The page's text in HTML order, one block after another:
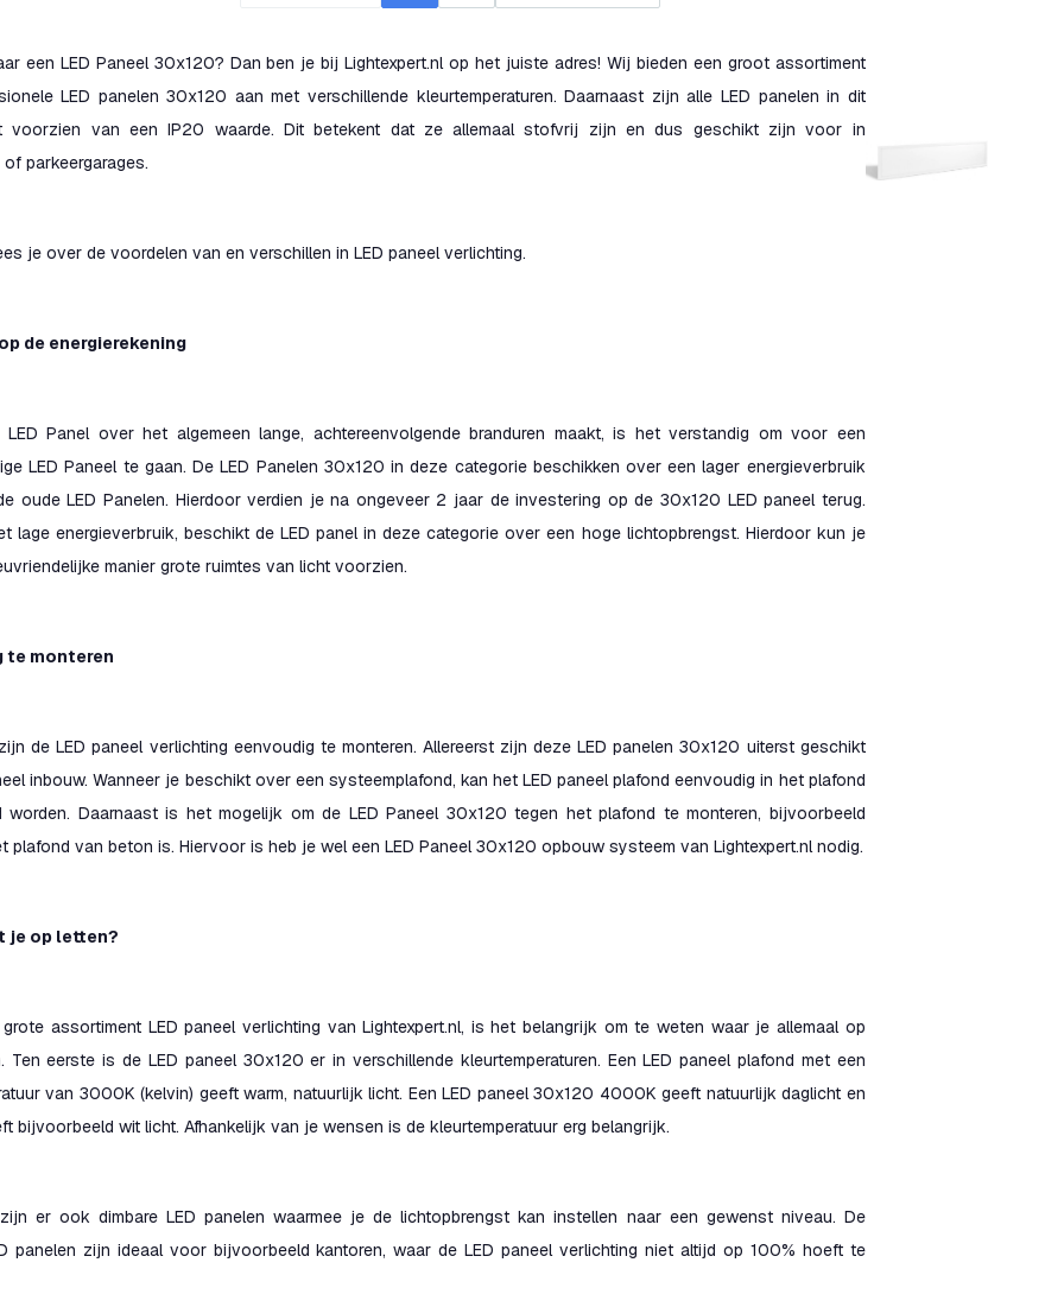
een LED Paneel 30x120? Dan ben je bij Lightexpert.nl op het juiste adres! Wij bieden een groot assortiment
LED panelen 30x120 aan met verschillende kleurtemperaturen. Daarnaast zijn alle LED panelen in dit
voorzien van een IP20 waarde. Dit betekent dat ze allemaal stofvrij zijn en dus geschikt zijn voor in
parkeergarages.
je over de voordelen van en verschillen in LED paneel verlichting.
de energierekening
LED Panel over het algemeen lange, achtereenvolgende branduren maakt, is het verstandig om voor een
LED Paneel te gaan. De LED Panelen 30x120 in deze categorie beschikken over een lager energieverbruik
oude LED Panelen. Hierdoor verdien je na ongeveer 2 jaar de investering op de 30x120 LED paneel terug.
lage energieverbruik, beschikt de LED panel in deze categorie over een hoge lichtopbrengst. Hierdoor kun je
manier grote ruimtes van licht voorzien.
te monteren
de LED paneel verlichting eenvoudig te monteren. Allereerst zijn deze LED panelen 30x120 uiterst geschikt
inbouw. Wanneer je beschikt over een systeemplafond, kan het LED paneel plafond eenvoudig in het plafond
worden. Daarnaast is het mogelijk om de LED Paneel 30x120 tegen het plafond te monteren, bijvoorbeeld
plafond van beton is. Hiervoor is heb je wel een LED Paneel 30x120 opbouw systeem van Lightexpert.nl nodig.
je op letten?
assortiment LED paneel verlichting van Lightexpert.nl, is het belangrijk om te weten waar je allemaal op
Ten eerste is de LED paneel 30x120 er in verschillende kleurtemperaturen. Een LED paneel plafond met een
van 3000K (kelvin) geeft warm, natuurlijk licht. Een LED paneel 30x120 4000K geeft natuurlijk daglicht en
bijvoorbeeld wit licht. Afhankelijk van je wensen is de kleurtemperatuur erg belangrijk.
er ook dimbare LED panelen waarmee je de lichtopbrengst kan instellen naar een gewenst niveau. De
panelen zijn ideaal voor bijvoorbeeld kantoren, waar de LED paneel verlichting niet altijd op 100% hoeft te